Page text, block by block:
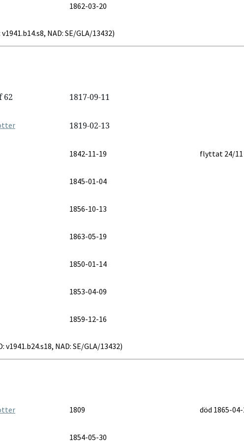
1862-03-20
NAD: SE/GLA/13432)
62 1817-09-11
1819-02-13
1842-11-19 flyttat 24/11
1845-01-04
1856-10-13
1863-05-19
1850-01-14
1853-04-09
1859-12-16
NAD: SE/GLA/13432)
1809 död 1865-
1854-05-30